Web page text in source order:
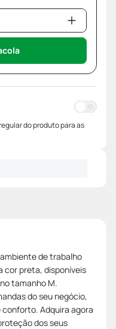
do produto para as
de trabalho
cor preta, disponíveis
tamanho M.
do seu negócio,
Adquira agora
dos seus